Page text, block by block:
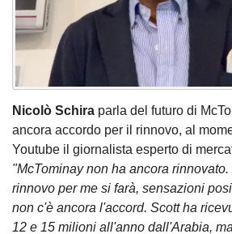
Nicolò Schira parla del futuro di
ancora accordo per il rinnovo, al
Youtube il giornalista esperto di
"McTominay non ha ancora rinnovato.
rinnovo per me si farà, sensazioni
non c'è ancora l'accord. Scott ha
12 e 15 milioni all'anno dall'Arabia,